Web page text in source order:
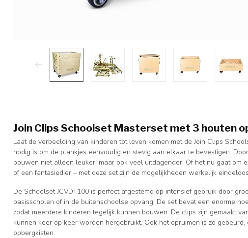
Join Clips Schoolset Masterset met 3 houten
Laat de verbeelding van kinderen tot leven komen met de Join Clips
nodig is om de plankjes eenvoudig en stevig aan elkaar te bevestigen.
bouwen niet alleen leuker, maar ook veel uitdagender. Of het nu gaat om
of een fantasiedier – met deze set zijn de mogelijkheden werkelijk
De Schoolset JCVDT100 is perfect afgestemd op intensief gebruik door
basisscholen of in de buitenschoolse opvang. De set bevat een enorme
zodat meerdere kinderen tegelijk kunnen bouwen. De clips zijn gemaakt
kunnen keer op keer worden hergebruikt. Ook het opruimen is zo
opbergkisten.